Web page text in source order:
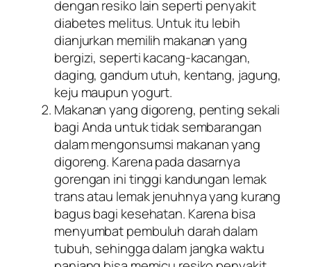
dengan resiko lain seperti penyakit
diabetes melitus. Untuk itu lebih
dianjurkan memilih makanan yang
bergizi, seperti kacang-kacangan,
daging, gandum utuh, kentang, jagung,
keju maupun yogurt.
Makanan yang digoreng, penting sekali
bagi Anda untuk tidak sembarangan
dalam mengonsumsi makanan yang
digoreng. Karena pada dasarnya
gorengan ini tinggi kandungan lemak
trans atau lemak jenuhnya yang kurang
bagus bagi kesehatan. Karena bisa
menyumbat pembuluh darah dalam
tubuh, sehingga dalam jangka waktu